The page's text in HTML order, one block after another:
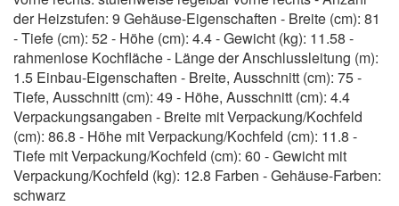
der Heizstufen: 9 Gehäuse-Eigenschaften - Breite (cm): 81
- Tiefe (cm): 52 - Höhe (cm): 4.4 - Gewicht (kg): 11.58 -
rahmenlose Kochfläche - Länge der Anschlussleitung (m):
1.5 Einbau-Eigenschaften - Breite, Ausschnitt (cm): 75 -
Tiefe, Ausschnitt (cm): 49 - Höhe, Ausschnitt (cm): 4.4
Verpackungsangaben - Breite mit Verpackung/Kochfeld
(cm): 86.8 - Höhe mit Verpackung/Kochfeld (cm): 11.8 -
Tiefe mit Verpackung/Kochfeld (cm): 60 - Gewicht mit
Verpackung/Kochfeld (kg): 12.8 Farben - Gehäuse-Farben:
schwarz